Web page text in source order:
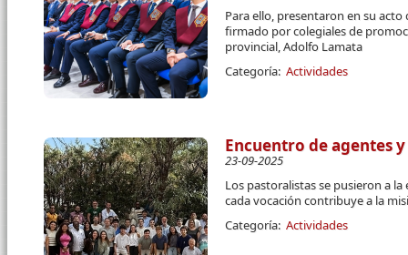
Para ello, presentaron en su
firmado por colegiales de
provincial, Adolfo Lamata
Categoría: Actividades
Encuentro de agentes
23-09-2025
Los pastoralistas se pusieron a la
cada vocación contribuye a la
Categoría: Actividades